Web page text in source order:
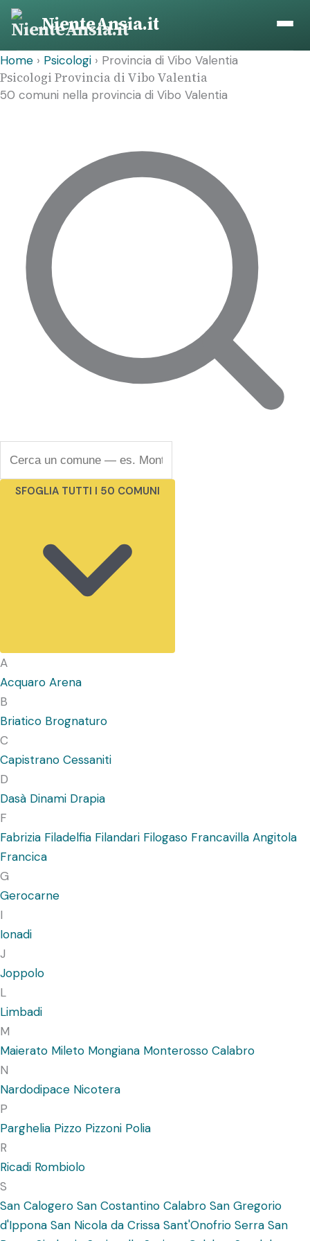
Vai
contenuto
NienteAnsia.it
Home › Psicologi › Provincia di Vibo Valentia
Psicologi Provincia di Vibo Valentia
50 comuni nella provincia di Vibo Valentia
SFOGLIA TUTTI I 50 COMUNI
A
Acquaro Arena
B
Briatico Brognaturo
C
Capistrano Cessaniti
D
Dasà Dinami Drapia
F
Fabrizia Filadelfia Filandari Filogaso Francavilla Angitola
Francica
G
Gerocarne
I
Ionadi
J
Joppolo
L
Limbadi
M
Maierato Mileto Mongiana Monterosso Calabro
N
Nardodipace Nicotera
P
Parghelia Pizzo Pizzoni Polia
R
Ricadi Rombiolo
S
San Calogero San Costantino Calabro San Gregorio
d'Ippona San Nicola da Crissa Sant'Onofrio Serra San